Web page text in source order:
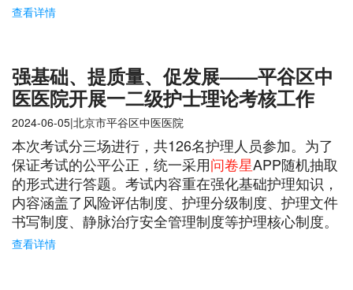
查看详情
强基础、提质量、促发展——平谷区中
医医院开展一二级护士理论考核工作
2024-06-05|北京市平谷区中医医院
本次考试分三场进行，共126名护理人员参加。为了
保证考试的公平公正，统一采用问卷星APP随机抽取
的形式进行答题。考试内容重在强化基础护理知识，
内容涵盖了风险评估制度、护理分级制度、护理文件
书写制度、静脉治疗安全管理制度等护理核心制度。
查看详情